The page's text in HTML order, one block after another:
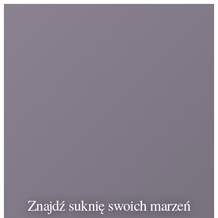
Znajdź suknię swoich marzeń